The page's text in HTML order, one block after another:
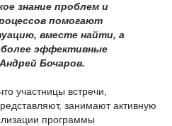
знание проблем и
помогают
вместе найти, а
эффективные
Бочаров.
участницы встречи,
занимают активную
программы